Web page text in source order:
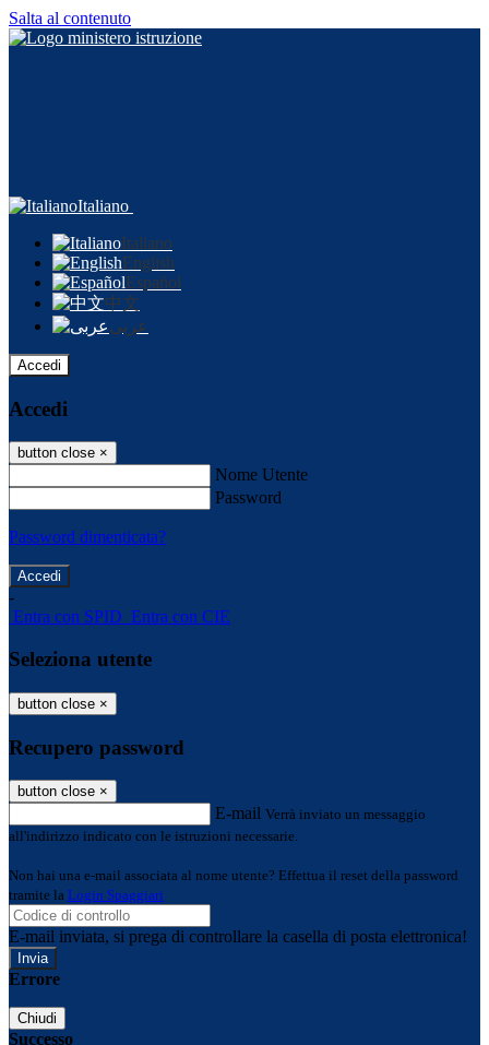
Salta al contenuto
Italiano
Italiano
English
Español
中文
عربى
Accedi
Accedi
button close ×
Nome Utente
Password
Password dimenticata?
-
Entra con SPID Entra con CIE
Seleziona utente
button close ×
Recupero password
button close ×
E-mail Verrà inviato un messaggio
all'indirizzo indicato con le istruzioni necessarie.
Non hai una e-mail associata al nome utente? Effettua il reset della password
tramite la Login Spaggiari
E-mail inviata, si prega di controllare la casella di posta elettronica!
Errore
Chiudi
Successo